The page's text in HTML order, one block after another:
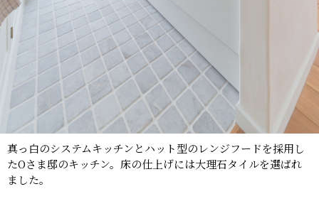
真っ白のシステムキッチンとハット型のレンジフードを採用し
たOさま邸のキッチン。床の仕上げには大理石タイルを選ばれ
ました。